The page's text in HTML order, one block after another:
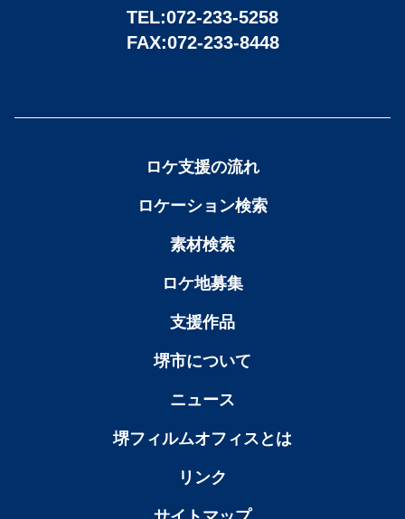
TEL:072-233-5258
FAX:072-233-8448
ロケ支援の流れ
ロケーション検索
素材検索
ロケ地募集
支援作品
堺市について
ニュース
堺フィルムオフィスとは
リンク